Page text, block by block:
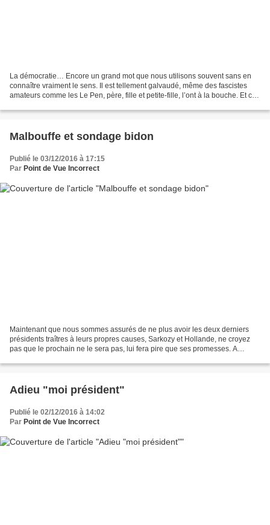
La démocratie… Encore un grand mot que nous utilisons souvent sans en
connaître vraiment le sens. Il est tellement galvaudé, même des fascistes
amateurs comme les Le Pen, père, fille et petite-fille, l’ont à la bouche. Et ce
Malbouffe et sondage bidon
Publié le 03/12/2016 à 17:15
Par Point de Vue Incorrect
Maintenant que nous sommes assurés de ne plus avoir les deux derniers
présidents traîtres à leurs propres causes, Sarkozy et Hollande, ne croyez
pas que le prochain ne le sera pas, lui fera pire que ses promesses. A
Adieu "moi président"
Publié le 02/12/2016 à 14:02
Par Point de Vue Incorrect